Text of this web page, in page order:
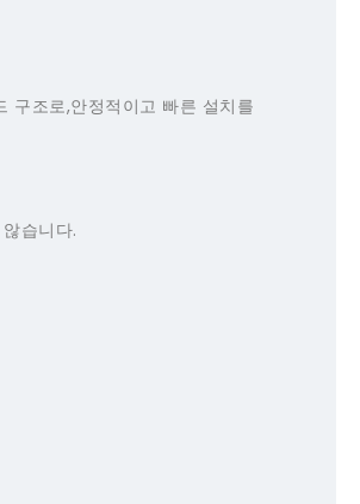
구조로,안정적이고 빠른 설치를
습니다.